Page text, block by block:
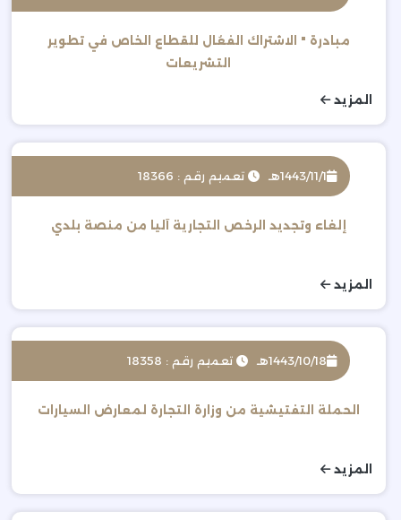
مبادرة " الاشتراك الفعُال للقطاع الخاص في تطوير
التشريعات
المزيد
1443/11/1هـ تعميم رقم : 18366
إلغاء وتجديد الرخص التجارية آليا من منصة بلدي
المزيد
1443/10/18هـ تعميم رقم : 18358
الحملة التفتيشية من وزارة التجارة لمعارض السيارات
المزيد